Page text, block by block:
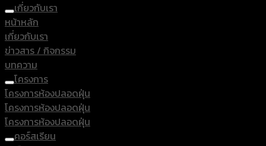
เกี่ยวกับเรา
หน้าหลัก
เกี่ยวกับเรา
ข่าวสาร / กิจกรรม
บทความ
โครงการ
โครงการห้องปลอดฝุ่น
โครงการห้องปลอดฝุ่น
โครงการห้องปลอดฝุ่น
คอร์สเรียน